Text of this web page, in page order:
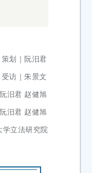
策划｜阮汨君
受访｜朱景文
阮汨君 赵健旭
汨君 赵健旭
立法研究院